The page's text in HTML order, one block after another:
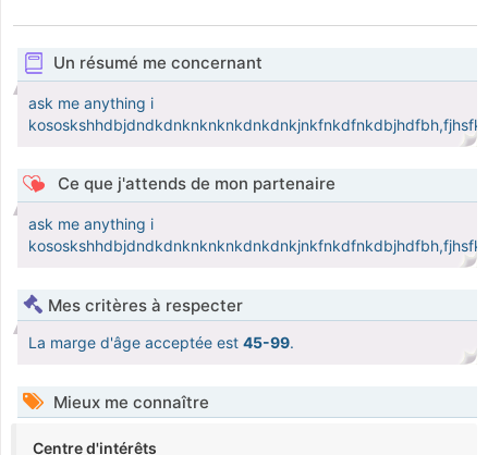
Un résumé me concernant
ask me anything i
Ce que j'attends de mon partenaire
ask me anything i
Mes critères à respecter
La marge d'âge acceptée est 45-99.
Mieux me connaître
Centre d'intérêts